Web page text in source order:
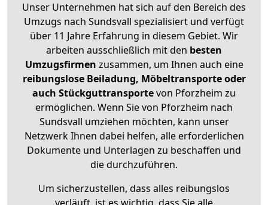
Unser Unternehmen hat sich auf den Bereich des
Umzugs nach Sundsvall spezialisiert und verfügt
über 11 Jahre Erfahrung in diesem Gebiet. Wir
arbeiten ausschließlich mit den besten
Umzugsfirmen zusammen, um Ihnen auch eine
reibungslose Beiladung, Möbeltransporte oder
auch Stückguttransportevon Pforzheim zu
ermöglichen. Wenn Sie von Pforzheim nach
Sundsvall umziehen möchten, kann unser
Netzwerk Ihnen dabei helfen, alle erforderlichen
Dokumente und Unterlagen zu beschaffen und
die durchzuführen.
Um sicherzustellen, dass alles reibungslos